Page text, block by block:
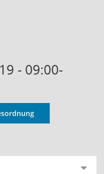
- 09:00-